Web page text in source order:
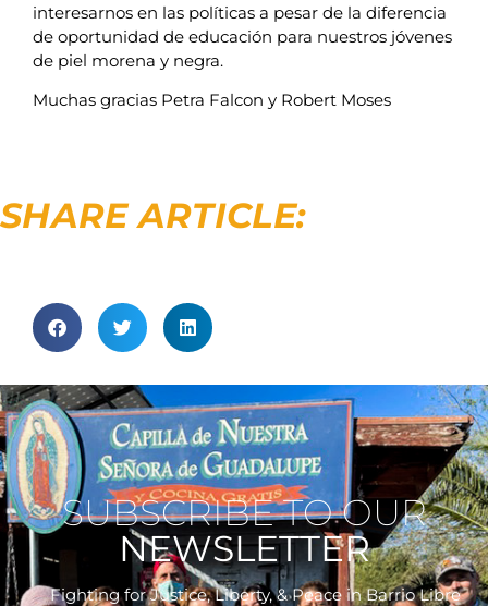
interesarnos en las políticas a pesar de la diferencia
de oportunidad de educación para nuestros jóvenes
de piel morena y negra.
Muchas gracias Petra Falcon y Robert Moses
SHARE ARTICLE:
SUBSCRIBE TO OUR
NEWSLETTER
Fighting for Justice, Liberty, & Peace in Barrio Libre